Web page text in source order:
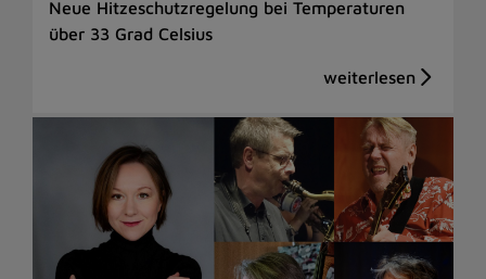
Neue Hitzeschutzregelung bei Temperaturen
über 33 Grad Celsius